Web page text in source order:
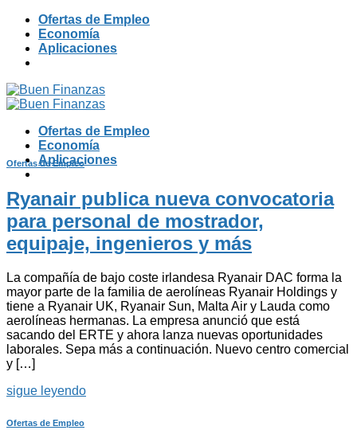
Skip
content
Ofertas de Empleo
Economía
Aplicaciones
Ofertas de Empleo
Economía
Aplicaciones
Ofertas de Empleo
Ryanair publica nueva convocatoria
para personal de mostrador,
equipaje, ingenieros y más
La compañía de bajo coste irlandesa Ryanair DAC forma la
mayor parte de la familia de aerolíneas Ryanair Holdings y
tiene a Ryanair UK, Ryanair Sun, Malta Air y Lauda como
aerolíneas hermanas. La empresa anunció que está
sacando del ERTE y ahora lanza nuevas oportunidades
laborales. Sepa más a continuación. Nuevo centro comercial
y […]
sigue leyendo
Ofertas de Empleo